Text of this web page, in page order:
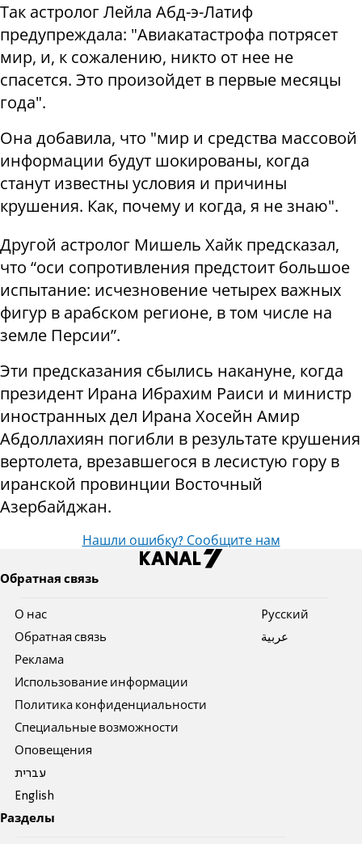
Так астролог Лейла Абд-э-Латиф
предупреждала: "Авиакатастрофа потрясет
мир, и, к сожалению, никто от нее не
спасется. Это произойдет в первые месяцы
года".
Она добавила, что "мир и средства массовой
информации будут шокированы, когда
станут известны условия и причины
крушения. Как, почему и когда, я не знаю".
Другой астролог Мишель Хайк предсказал,
что “оси сопротивления предстоит большое
испытание: исчезновение четырех важных
фигур в арабском регионе, в том числе на
земле Персии”.
Эти предсказания сбылись накануне, когда
президент Ирана Ибрахим Раиси и министр
иностранных дел Ирана Хосейн Амир
Абдоллахиян погибли в результате крушения
вертолета, врезавшегося в лесистую гору в
иранской провинции Восточный
Азербайджан.
Нашли ошибку? Сообщите нам
Обратная связь
О нас
Обратная связь
Реклама
Использование информации
Политика конфиденциальности
Специальные возможности
Оповещения
עברית
English
Pусский
عربية
Разделы